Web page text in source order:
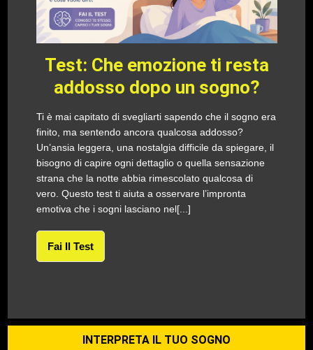
Test: Che emozione ti resta
addosso dopo un sogno?
Ti è mai capitato di svegliarti sapendo che il sogno era
finito, ma sentendo ancora qualcosa addosso?
Un’ansia leggera, una nostalgia difficile da spiegare, il
bisogno di capire ogni dettaglio o quella sensazione
strana che la notte abbia rimescolato qualcosa di
vero. Questo test ti aiuta a osservare l’impronta
emotiva che i sogni lasciano nel[...]
Fai Il Test
INTERPRETA IL TUO SOGNO